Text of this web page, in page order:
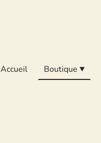
Accueil Boutique